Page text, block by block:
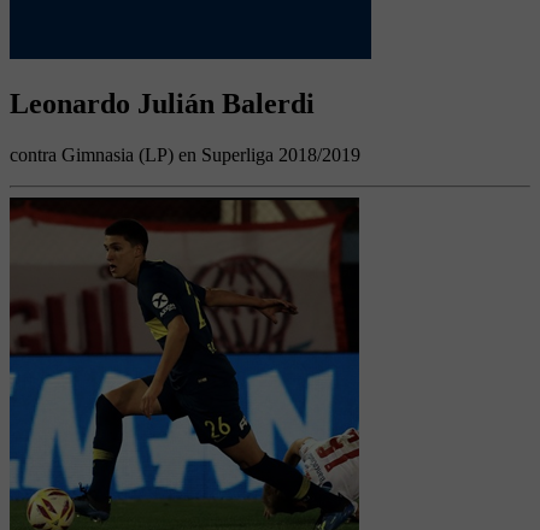
Leonardo Julián Balerdi
contra Gimnasia (LP) en Superliga 2018/2019